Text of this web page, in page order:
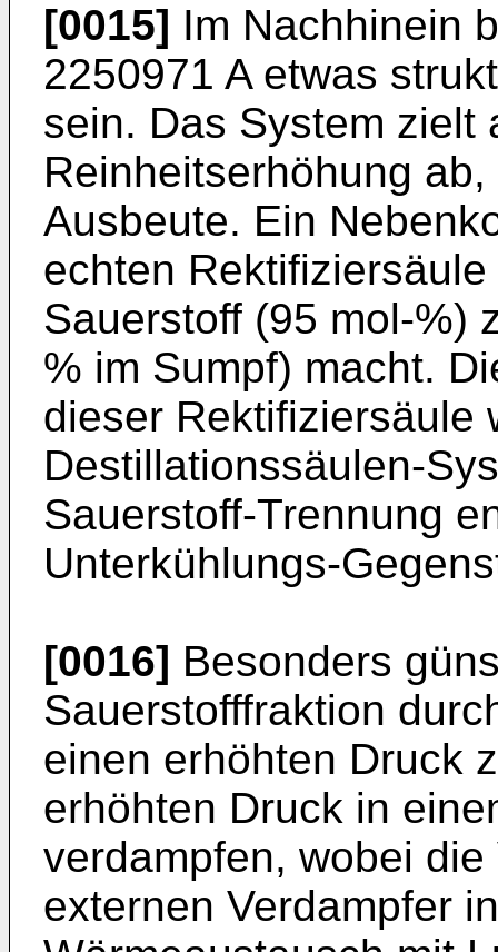
[0015] Im Nachhinein
2250971 Aetwas
sein. Das System zielt
Reinheitserhöhung
Ausbeute. Ein
echten
Sauerstoff (95 mol-%)
% im Sumpf) macht.
dieser Rektifiziersäule
Destillationssäulen-
Sauerstoff-Trennung
Unterkühlungs-
[0016] Besonders
Sauerstofffraktion
einen erhöhten Druck
erhöhten Druck in
verdampfen, wobei
externen Verdampfer